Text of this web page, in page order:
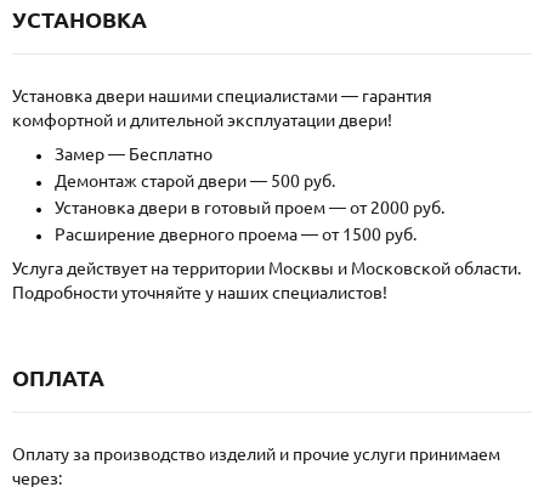
УСТАНОВКА
Установка двери нашими специалистами — гарантия
комфортной и длительной эксплуатации двери!
Замер — Бесплатно
Демонтаж старой двери — 500 руб.
Установка двери в готовый проем — от 2000 руб.
Расширение дверного проема — от 1500 руб.
Услуга действует на территории Москвы и Московской области.
Подробности уточняйте у наших специалистов!
ОПЛАТА
Оплату за производство изделий и прочие услуги принимаем
через: